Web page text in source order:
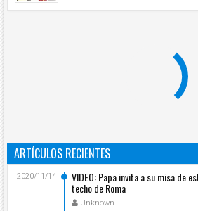
ARTÍCULOS RECIENTES
VIDEO: Papa invita a su misa de
techo de Roma
Unknown
2020/11/14